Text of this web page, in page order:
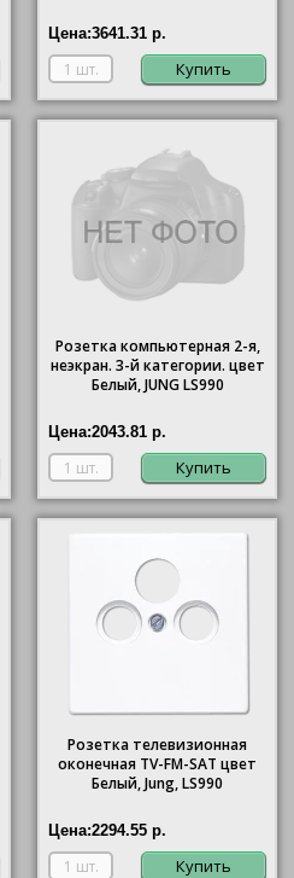
Цена:3641.31 р.
Купить
Розетка компьютерная 2-я,
неэкран. 3-й категории. цвет
Белый, JUNG LS990
Цена:2043.81 р.
Купить
Розетка телевизионная
оконечная ТV-FМ-SАТ цвет
Белый, Jung, LS990
Цена:2294.55 р.
Купить